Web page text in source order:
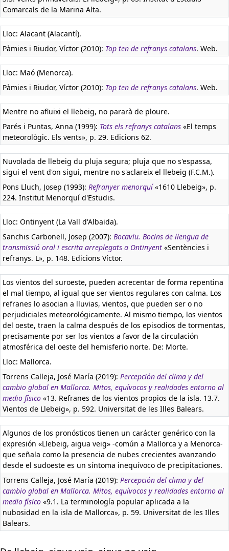
Comarcals de la Marina Alta.
Lloc: Alacant (Alacantí).
Pàmies i Riudor, Víctor (2010): Top ten de refranys catalans. Web.
Lloc: Maó (Menorca).
Pàmies i Riudor, Víctor (2010): Top ten de refranys catalans. Web.
Mentre no afluixi el llebeig, no pararà de ploure.
Parés i Puntas, Anna (1999): Tots els refranys catalans «El temps
meteorològic. Els vents», p. 29. Edicions 62.
Nuvolada de llebeig du pluja segura; pluja que no s'espassa,
sigui el vent d'on sigui, mentre no s'aclareix el llebeig (F.C.M.).
Pons Lluch, Josep (1993): Refranyer menorquí«1610 Llebeig», p.
224. Institut Menorquí d'Estudis.
Lloc: Ontinyent (La Vall d'Albaida).
Sanchis Carbonell, Josep (2007): Bocaviu. Bocins de llengua de
transmissió oral i escrita arreplegats a Ontinyent «Sentències i
refranys. L», p. 148. Edicions Víctor.
Los vientos del suroeste, pueden acrecentar de forma repentina
el mal tiempo, al igual que ser vientos regulares con calma. Los
refranes lo asocian a lluvias, vientos, que pueden ser o no
perjudiciales meteorológicamente. Al mismo tiempo, los vientos
del oeste, traen la calma después de los episodios de tormentas,
precisamente por ser los vientos a favor de la circulación
atmosférica del oeste del hemisferio norte. De: Morte.
Lloc: Mallorca.
Torrens Calleja, José María (2019): Percepción del clima y del
cambio global en Mallorca. Mitos, equívocos y realidades entorno al
medio físico «13. Refranes de los vientos propios de la isla. 13.7.
Vientos de Llebeig», p. 592. Universitat de les Illes Balears.
Algunos de los pronósticos tienen un carácter genérico con la
expresión «Llebeig, aigua veig» -común a Mallorca y a Menorca-
que señala como la presencia de nubes crecientes avanzando
desde el sudoeste es un síntoma inequívoco de precipitaciones.
Torrens Calleja, José María (2019): Percepción del clima y del
cambio global en Mallorca. Mitos, equívocos y realidades entorno al
medio físico «9.1. La terminología popular aplicada a la
nubosidad en la isla de Mallorca», p. 59. Universitat de les Illes
Balears.